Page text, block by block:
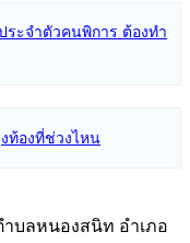
ะจำตัวคนพิการ ต้องทำ
ท้องที่ช่วงไหน
บลหนองสนิท อำเภอ